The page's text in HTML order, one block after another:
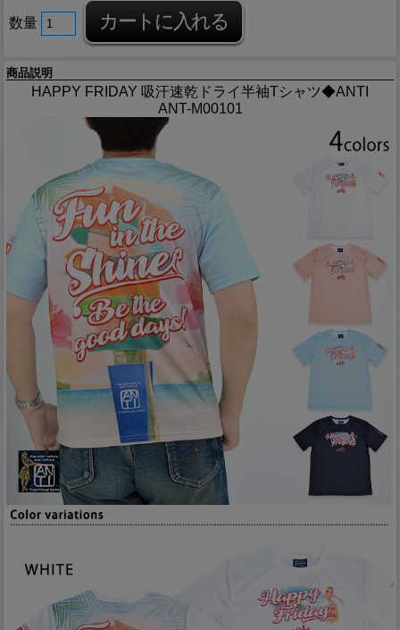
数量
商品説明
HAPPY FRIDAY 吸汗速乾ドライ半袖Tシャツ◆ANTI
ANT-M00101